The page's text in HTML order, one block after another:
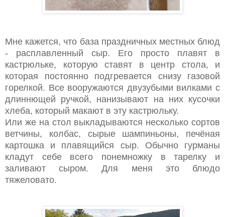
Мне кажется, что база праздничных местных блюд
- расплавленный сыр. Его просто плавят в
кастрюльке, которую ставят в центр стола, и
которая постоянно подгревается снизу газовой
горелкой. Все вооружаются двузубыми вилками с
длиннющей ручкой, нанизывают на них кусочки
хлеба, который макают в эту кастрюльку.
Или же на стол выкладываются несколько сортов
ветчины, колбас, сырые шампиньоны, печёная
картошка и плавящийся сыр. Обычно гурманы
кладут себе всего понемножку в тарелку и
заливают сыром. Для меня это блюдо
тяжеловато.